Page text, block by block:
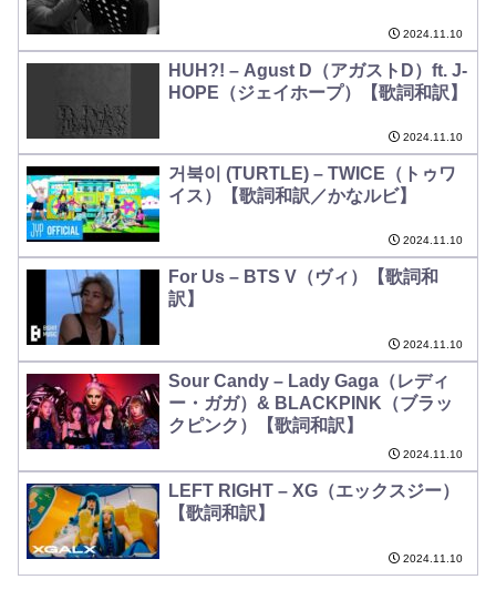
2024.11.10
HUH?! – Agust D（アガストD）ft. J-
HOPE（ジェイホープ）【歌詞和訳】
2024.11.10
거북이 (TURTLE) – TWICE（トゥワ
イス）【歌詞和訳／かなルビ】
2024.11.10
For Us – BTS V（ヴィ）【歌詞和
訳】
2024.11.10
Sour Candy – Lady Gaga（レディ
ー・ガガ）& BLACKPINK（ブラッ
クピンク）【歌詞和訳】
2024.11.10
LEFT RIGHT – XG（エックスジー）
【歌詞和訳】
2024.11.10